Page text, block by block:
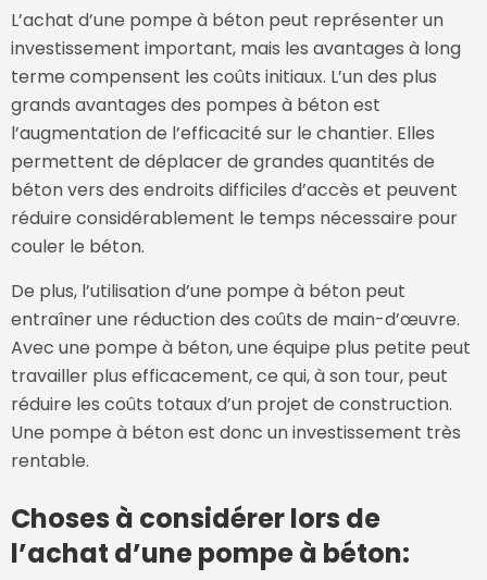
L’achat d’une pompe à béton peut représenter un
investissement important, mais les avantages à long
terme compensent les coûts initiaux. L’un des plus
grands avantages des pompes à béton est
l’augmentation de l’efficacité sur le chantier. Elles
permettent de déplacer de grandes quantités de
béton vers des endroits difficiles d’accès et peuvent
réduire considérablement le temps nécessaire pour
couler le béton.
De plus, l’utilisation d’une pompe à béton peut
entraîner une réduction des coûts de main-d’œuvre.
Avec une pompe à béton, une équipe plus petite peut
travailler plus efficacement, ce qui, à son tour, peut
réduire les coûts totaux d’un projet de construction.
Une pompe à béton est donc un investissement très
rentable.
Choses à considérer lors de
l’achat d’une pompe à béton: